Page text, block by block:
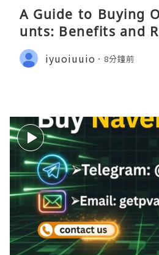
A Guide to Buying
unts: Benefits and
iyuoiuuio 8分鐘前